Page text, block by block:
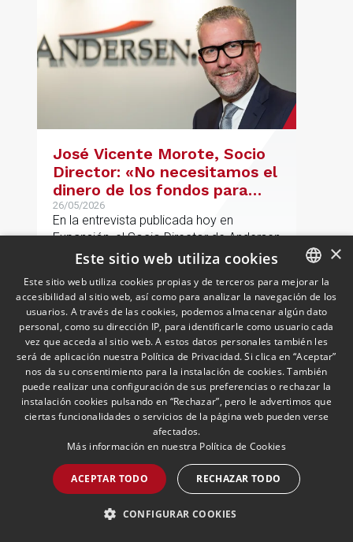
José Vicente Morote, Socio
Director: «No necesitamos el
dinero de los fondos para
desarrollar nuestro
proyecto»
26/05/2026
En la entrevista publicada hoy en
Expansión, el Socio Director de Andersen
afirma que "Estamos muy bien
la autonomía y la independencia que
tenemos y ese es el modelo que vamos
a seguir".
LEER MÁS >>
Las empresas españolas en
Cuba tratan de protegerse
SPANISH
ENGLISH
PORTUGUESE
×
Este sitio web utiliza cookies
Este sitio web utiliza cookies propias y de terceros para mejorar la
accesibilidad al sitio web, así como para analizar la navegación de los
usuarios. A través de las cookies, podemos almacenar algún dato
personal, como su dirección IP, para identificarle como usuario cada
vez que acceda al sitio web. A estos datos personales también les
será de aplicación nuestra Política de Privacidad. Si clica en “Aceptar”
nos da su consentimiento para la instalación de cookies. También
puede realizar una configuración de sus preferencias o rechazar la
instalación cookies pulsando en “Rechazar”, pero le advertimos que
ciertas funcionalidades o servicios de la página web pueden verse
afectados.
Más información en nuestra Política de Cookies
ACEPTAR TODO RECHAZAR TODO
CONFIGURAR COOKIES